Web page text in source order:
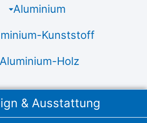
Aluminium
Kunststoff
Aluminium-Holz
& Ausstattung